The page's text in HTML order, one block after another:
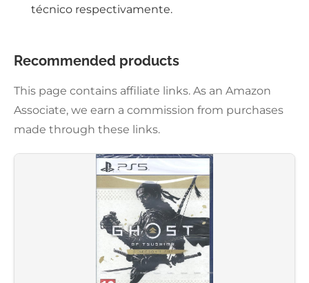
técnico respectivamente.
Recommended products
This page contains affiliate links. As an Amazon
Associate, we earn a commission from purchases
made through these links.